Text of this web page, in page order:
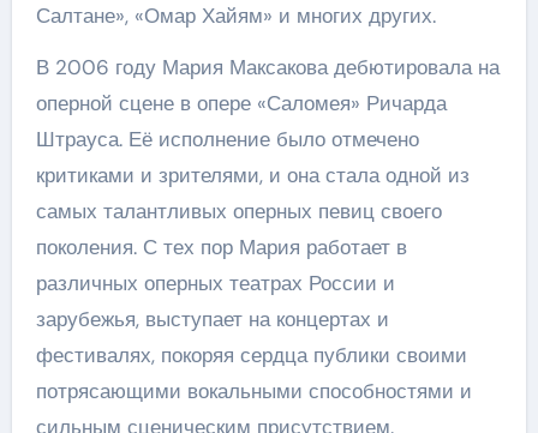
Салтане», «Омар Хайям» и многих других.
В 2006 году Мария Максакова дебютировала на
оперной сцене в опере «Саломея» Ричарда
Штрауса. Её исполнение было отмечено
критиками и зрителями, и она стала одной из
самых талантливых оперных певиц своего
поколения. С тех пор Мария работает в
различных оперных театрах России и
зарубежья, выступает на концертах и
фестивалях, покоряя сердца публики своими
потрясающими вокальными способностями и
сильным сценическим присутствием.